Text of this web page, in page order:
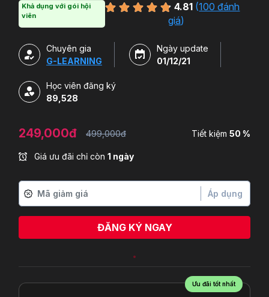
văn phòng sẽ tự tin thao tác về những hàm, công cụ
trong Excel và ứng dụng để giải quyết công việc một
Khả dụng với gói hội
viên
4.81 (100 đánh
giá)
Chuyên gia
G-LEARNING
Ngày update
01/12/21
Học viên đăng ký
89,528
249,000đ 499,000đ Tiết kiệm 50 %
Giá ưu đãi chỉ còn 1 ngày
Áp dụng
ĐĂNG KÝ NGAY
Ưu đãi tốt nhất